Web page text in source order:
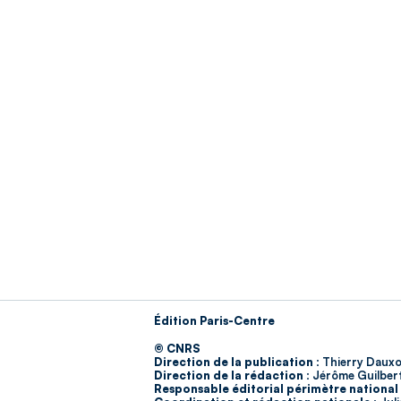
Édition Paris-Centre
© CNRS
Direction de la publication : Thierry
Direction de la rédaction : Jérôme
Responsable éditorial périmètre national